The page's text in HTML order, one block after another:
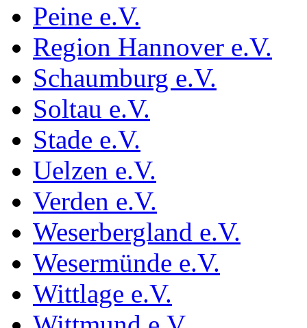
Peine e.V.
Region Hannover e.V.
Schaumburg e.V.
Soltau e.V.
Stade e.V.
Uelzen e.V.
Verden e.V.
Weserbergland e.V.
Wesermünde e.V.
Wittlage e.V.